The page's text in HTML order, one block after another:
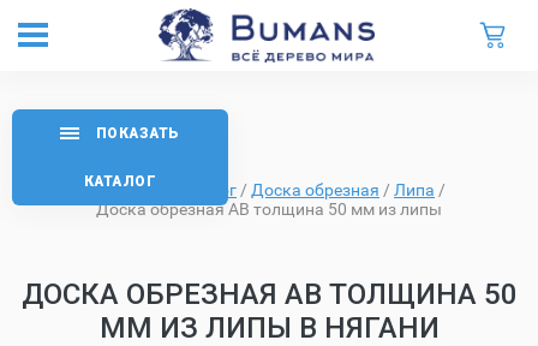
Главная Каталог / Доска обрезная / Липа /
Доска обрезная AB толщина 50 мм из липы
ДОСКА ОБРЕЗНАЯ AB ТОЛЩИНА 50
ММ ИЗ ЛИПЫ В НЯГАНИ
ПОКАЗАТЬ
КАТАЛОГ